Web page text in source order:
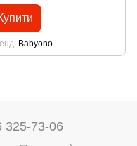
Babyono
325-73-06